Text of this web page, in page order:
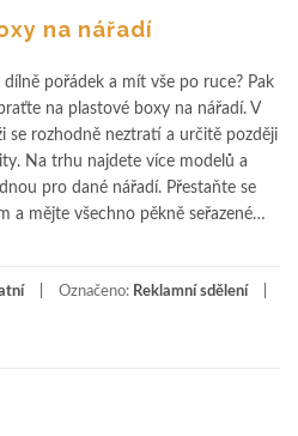
na nářadí
pořádek a mít vše po ruce? Pak
na plastové boxy na nářadí. V
se rozhodně neztratí a určitě později
Na trhu najdete více modelů a
pro dané nářadí. Přestaňte se
a mějte všechno pěkně seřazené…
Označeno: Reklamní sdělení